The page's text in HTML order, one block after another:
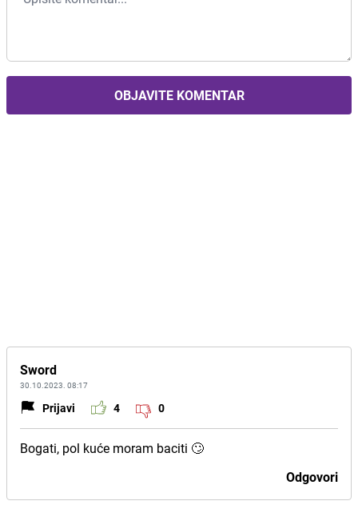
OBJAVITE KOMENTAR
Sword
30.10.2023. 08:17
Prijavi 4 0
Bogati, pol kuće moram baciti 🙄
Odgovori